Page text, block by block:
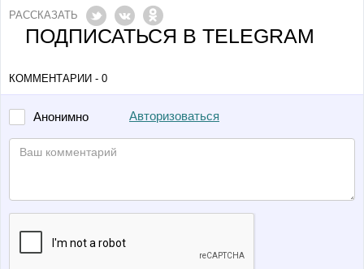
РАССКАЗАТЬ
ПОДПИСАТЬСЯ В TELEGRAM
КОММЕНТАРИИ - 0
Анонимно Авторизоваться